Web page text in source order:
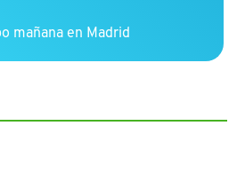
mañana en Madrid